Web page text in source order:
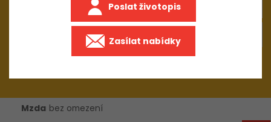
Mzda bez omezení
Poslat životopis
Zasílat nabídky